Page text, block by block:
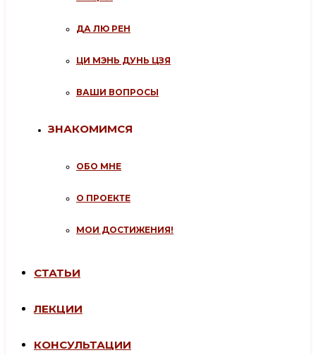
ДА ЛЮ РЕН
ЦИ МЭНЬ ДУНЬ ЦЗЯ
ВАШИ ВОПРОСЫ
ЗНАКОМИМСЯ
ОБО МНЕ
О ПРОЕКТЕ
МОИ ДОСТИЖЕНИЯ!
СТАТЬИ
ЛЕКЦИИ
КОНСУЛЬТАЦИИ